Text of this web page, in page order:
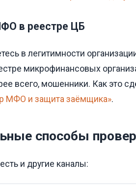
в реестре ЦБ
в легитимности
микрофинансовых
всего, мошенники. Как это
МФО и защита заёмщика».
способы
и другие каналы: